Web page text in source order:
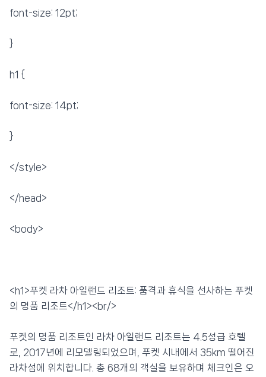
font-size: 12pt;
}
h1 {
font-size: 14pt;
}
</style>
</head>
<body>
<h1>푸켓 라차 아일랜드 리조트: 품격과 휴식을 선사하는 푸켓
의 명품 리조트</h1><br/>
푸켓의 명품 리조트인 라차 아일랜드 리조트는 4.5성급 호텔
로, 2017년에 리모델링되었으며, 푸켓 시내에서 35km 떨어진
라차섬에 위치합니다. 총 68개의 객실을 보유하며 체크인은 오